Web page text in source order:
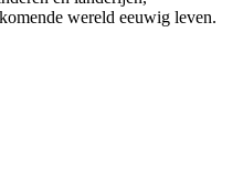
wereld eeuwig leven.